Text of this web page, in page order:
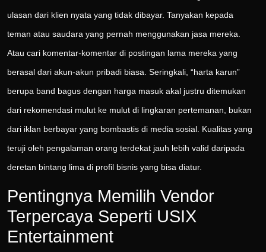
ulasan dari klien nyata yang tidak dibayar. Tanyakan kepada
teman atau saudara yang pernah menggunakan jasa mereka.
Atau cari komentar-komentar di postingan lama mereka yang
berasal dari akun-akun pribadi biasa. Seringkali, “harta karun”
berupa band bagus dengan harga masuk akal justru ditemukan
dari rekomendasi mulut ke mulut di lingkaran pertemanan, bukan
dari iklan berbayar yang bombastis di media sosial. Kualitas yang
teruji oleh pengalaman orang terdekat jauh lebih valid daripada
deretan bintang lima di profil bisnis yang bisa diatur.
Pentingnya Memilih Vendor
Terpercaya Seperti USIX
Entertainment